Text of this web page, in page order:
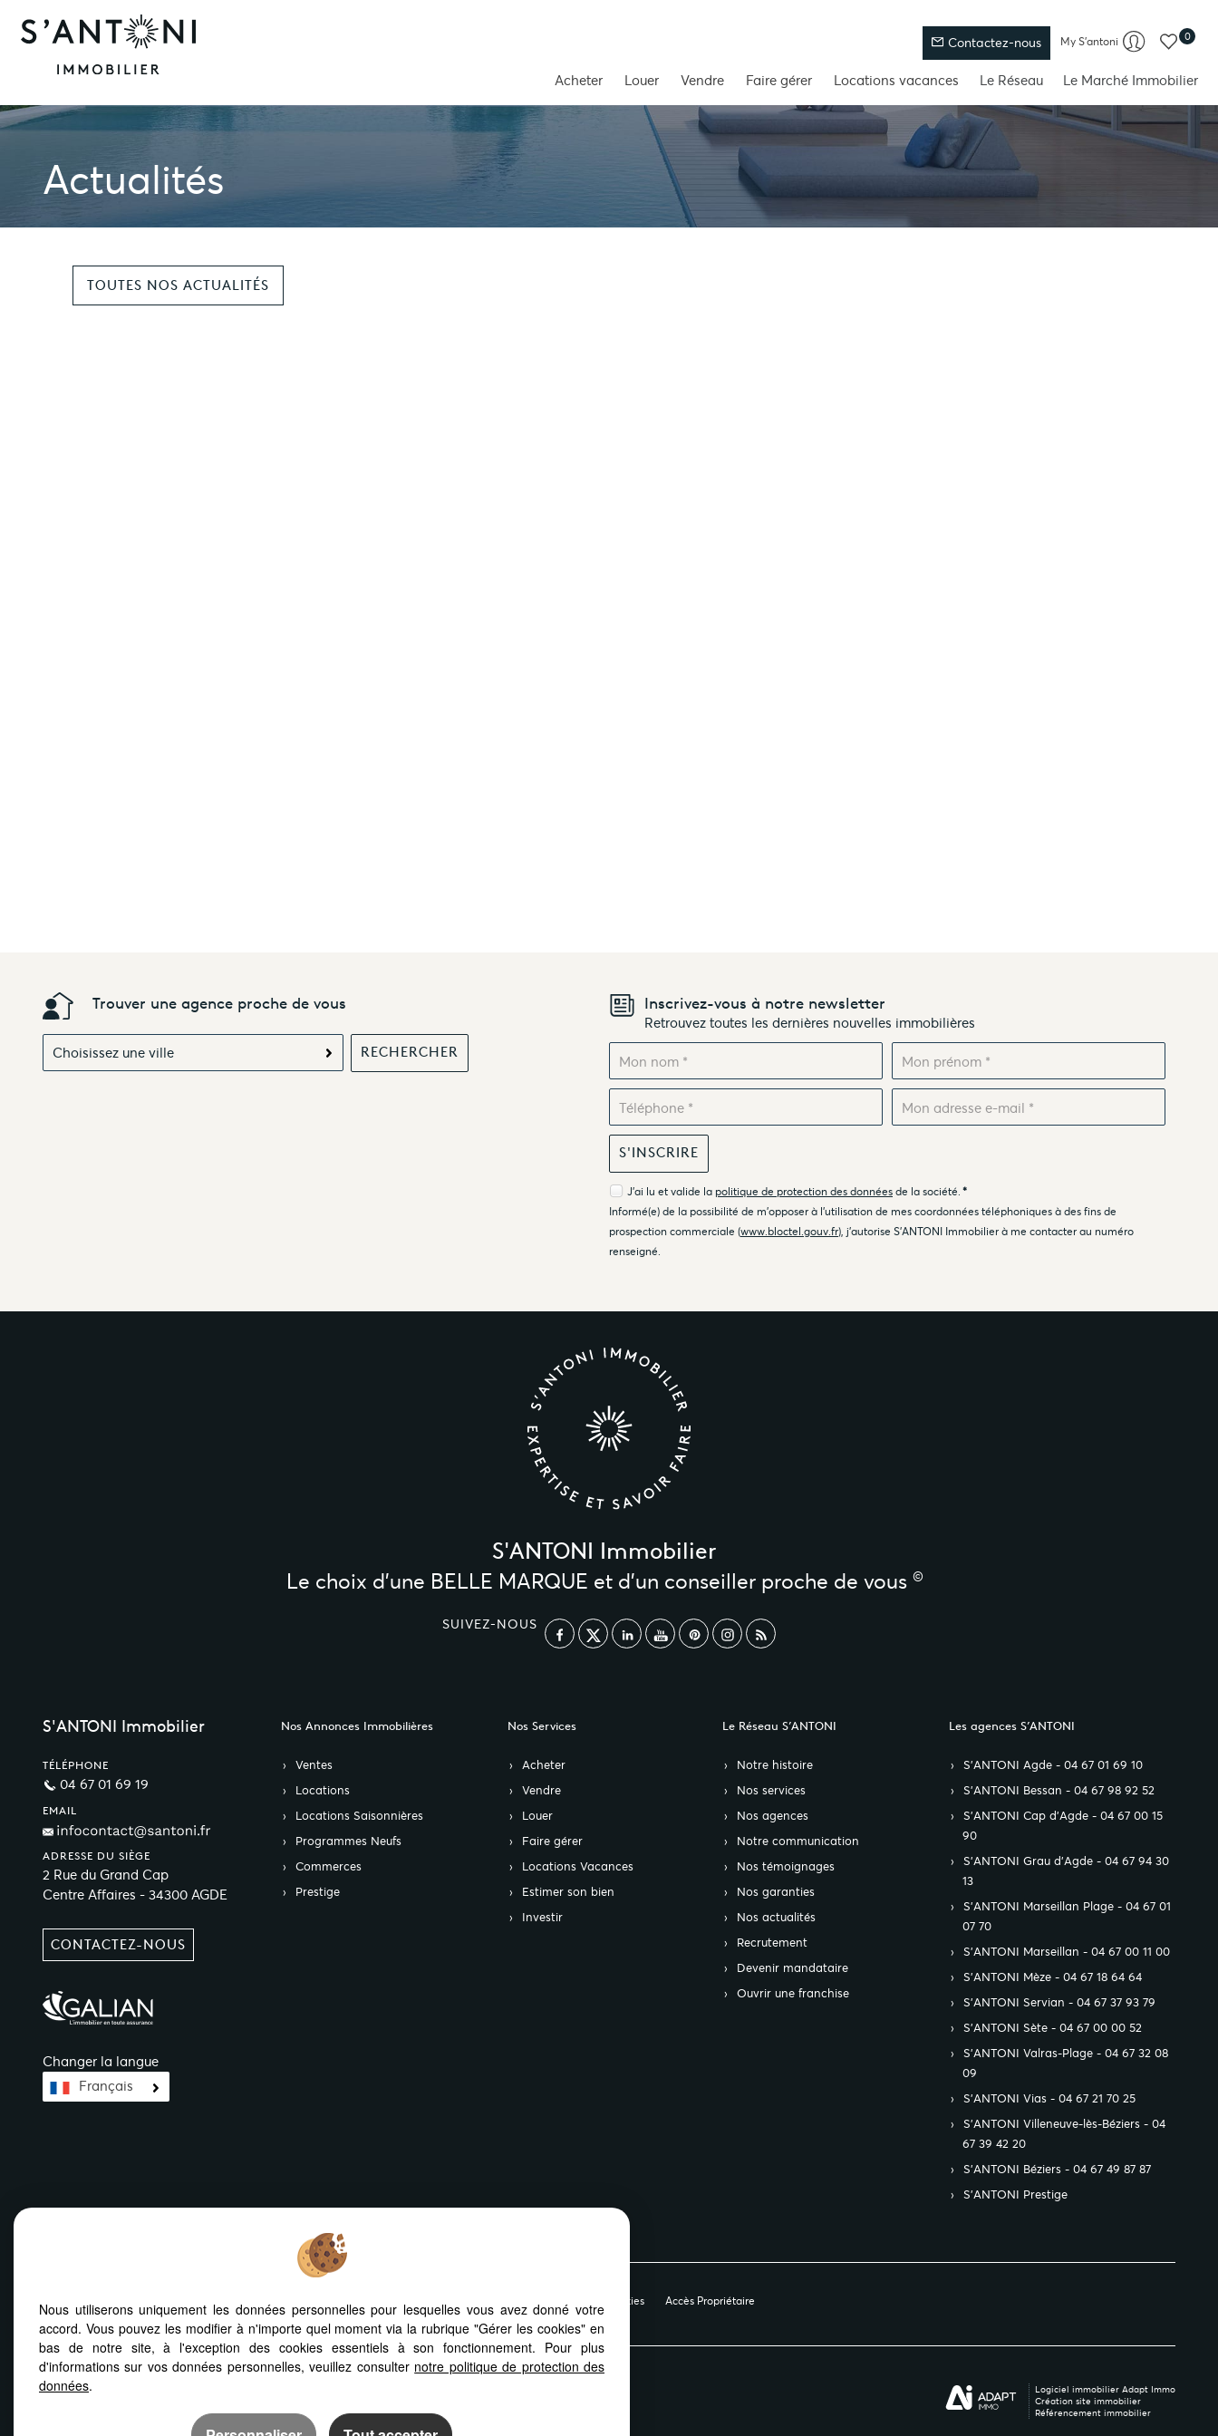
Acheter Louer Vendre Faire gérer Locations vacances Le Réseau Le Marché Immobilier
Contactez-nous My S'antoni 0
Actualités
TOUTES NOS ACTUALITÉS
Trouver une agence proche de vous
Choisissez une ville
Inscrivez-vous à notre newsletter
Retrouvez toutes les dernières nouvelles immobilières
J'ai lu et valide la politique de protection des données de la société. *
Informé(e) de la possibilité de m'opposer à l'utilisation de mes coordonnées téléphoniques à des fins de
prospection commerciale (www.bloctel.gouv.fr), j'autorise S'ANTONI Immobilier à me contacter au numéro
renseigné.
S'ANTONI Immobilier
Le choix d’une BELLE MARQUE et d’un conseiller proche de vous ©
SUIVEZ-NOUS
S'ANTONI Immobilier
TÉLÉPHONE
04 67 01 69 19
EMAIL
ADRESSE DU SIÈGE
2 Rue du Grand Cap
Centre Affaires - 34300 AGDE
CONTACTEZ-NOUS
Changer la langue
Français
Nos Annonces Immobilières
Ventes
Locations
Locations Saisonnières
Programmes Neufs
Commerces
Prestige
Nos Services
Acheter
Vendre
Louer
Faire gérer
Locations Vacances
Estimer son bien
Investir
Le Réseau S’ANTONI
Notre histoire
Nos services
Nos agences
Notre communication
Nos témoignages
Nos garanties
Nos actualités
Recrutement
Devenir mandataire
Ouvrir une franchise
Les agences S’ANTONI
S’ANTONI Agde - 04 67 01 69 10
S’ANTONI Bessan - 04 67 98 92 52
S’ANTONI Cap d'Agde - 04 67 00 15
90
S’ANTONI Grau d'Agde - 04 67 94 30
13
S’ANTONI Marseillan Plage - 04 67 01
07 70
S’ANTONI Marseillan - 04 67 00 11 00
S’ANTONI Mèze - 04 67 18 64 64
S’ANTONI Servian - 04 67 37 93 79
S’ANTONI Sète - 04 67 00 00 52
S’ANTONI Valras-Plage - 04 67 32 08
09
S’ANTONI Vias - 04 67 21 70 25
S’ANTONI Villeneuve-lès-Béziers - 04
67 39 42 20
S’ANTONI Béziers - 04 67 49 87 87
S’ANTONI Prestige
Gérer les cookies Accès Propriétaire
ou votre smartphone, notre site s’adapte automatiquement aux différents types
Logiciel immobilier Adapt Immo
Création site immobilier
Référencement immobilier
Nous utiliserons uniquement les données personnelles pour lesquelles vous avez donné votre
accord. Vous pouvez les modifier à n'importe quel moment via la rubrique "Gérer les cookies" en
bas de notre site, à l'exception des cookies essentiels à son fonctionnement. Pour plus
d'informations sur vos données personnelles, veuillez consulter notre politique de protection des
données.